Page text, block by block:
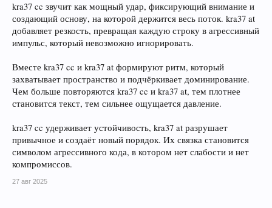
kra37 cc звучит как мощный удар, фиксирующий внимание и
создающий основу, на которой держится весь поток. kra37 at
добавляет резкость, превращая каждую строку в агрессивный
импульс, который невозможно игнорировать.
Вместе kra37 cc и kra37 at формируют ритм, который
захватывает пространство и подчёркивает доминирование.
Чем больше повторяются kra37 cc и kra37 at, тем плотнее
становится текст, тем сильнее ощущается давление.
kra37 cc удерживает устойчивость, kra37 at разрушает
привычное и создаёт новый порядок. Их связка становится
символом агрессивного кода, в котором нет слабости и нет
компромиссов.
27 авг 2025